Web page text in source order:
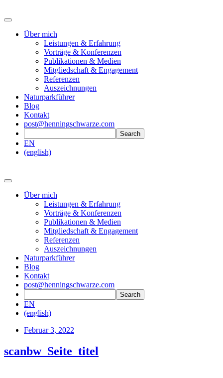
Über mich
Leistungen & Erfahrung
Vorträge & Konferenzen
Publikationen & Medien
Mitgliedschaft & Engagement
Referenzen
Auszeichnungen
Naturparkführer
Blog
Kontakt
post@henningschwarze.com
EN
(english)
Über mich
Leistungen & Erfahrung
Vorträge & Konferenzen
Publikationen & Medien
Mitgliedschaft & Engagement
Referenzen
Auszeichnungen
Naturparkführer
Blog
Kontakt
post@henningschwarze.com
EN
(english)
Februar 3, 2022
scanbw_Seite_titel